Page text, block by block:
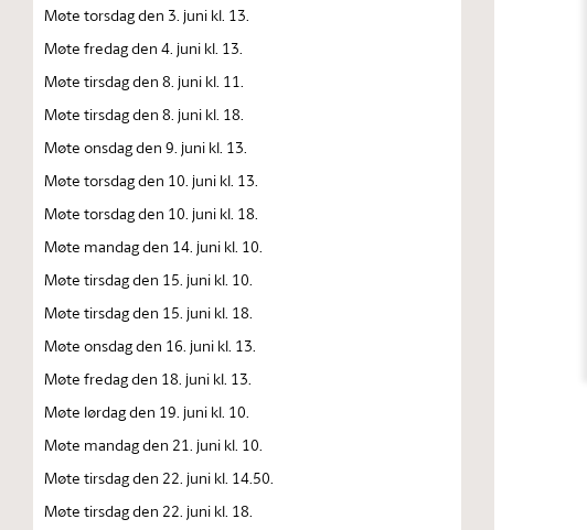
Møte torsdag den 3. juni kl. 13.
Møte fredag den 4. juni kl. 13.
Møte tirsdag den 8. juni kl. 11.
Møte tirsdag den 8. juni kl. 18.
Møte onsdag den 9. juni kl. 13.
Møte torsdag den 10. juni kl. 13.
Møte torsdag den 10. juni kl. 18.
Møte mandag den 14. juni kl. 10.
Møte tirsdag den 15. juni kl. 10.
Møte tirsdag den 15. juni kl. 18.
Møte onsdag den 16. juni kl. 13.
Møte fredag den 18. juni kl. 13.
Møte lørdag den 19. juni kl. 10.
Møte mandag den 21. juni kl. 10.
Møte tirsdag den 22. juni kl. 14.50.
Møte tirsdag den 22. juni kl. 18.